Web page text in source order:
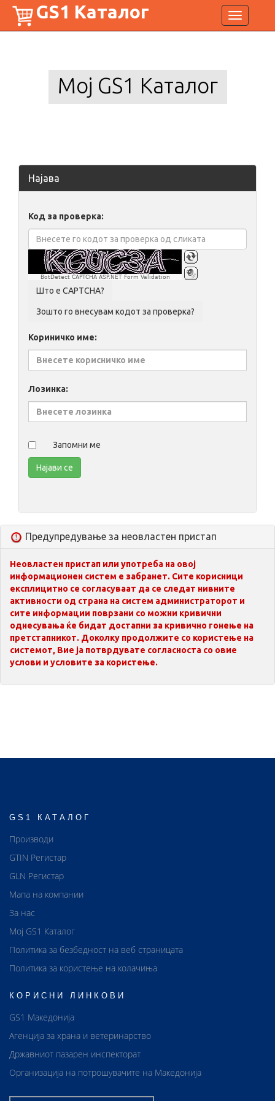
Toggle
navigation
GS1 Каталог
Мој GS1 Каталог
Најава
Код за проверка:
BotDetect CAPTCHA ASP.NET Form Validation
Кориничко име:
Лозинка:
Запомни ме
Предупредување за неовластен пристап
Неовластен пристап или употреба на овој
информационен систем е забранет. Сите корисници
експлицитно се согласуваат да се следат нивните
активности од страна на систем администраторот и
сите информации поврзани со можни кривични
однесувања ќе бидат достапни за кривично гонење на
претстапникот. Доколку продолжите со користење на
системот, Вие ја потврдувате согласноста со овие
услови и условите за користење.
GS1 КАТАЛОГ
Производи
GTIN Регистар
GLN Регистар
Мапа на компании
За нас
Мој GS1 Каталог
Политика за безбедност на веб страницата
Политика за користење на колачиња
КОРИСНИ ЛИНКОВИ
GS1 Македонија
Агенција за храна и ветеринарство
Државниот пазарен инспекторат
Организација на потрошувачите на Македонија